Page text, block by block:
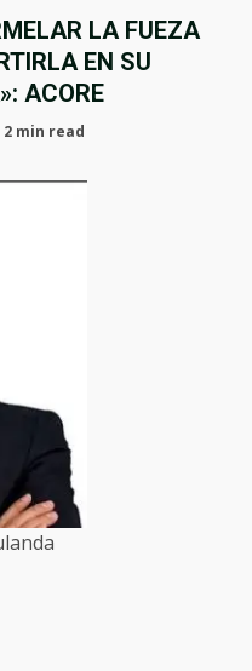
LA FUEZA
EN SU
ACORE
2 min read